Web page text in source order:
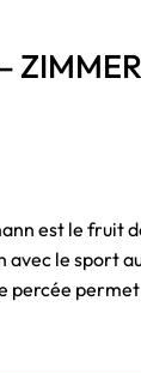
est le fruit
le sport
percée